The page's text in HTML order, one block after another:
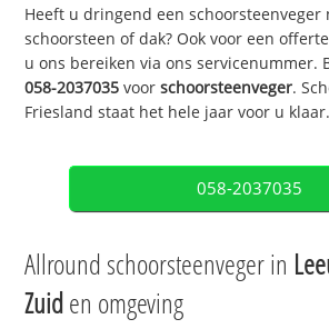
Heeft u dringend een schoorsteenveger
schoorsteen of dak? Ook voor een
u ons bereiken via ons servicenummer.
058-2037035 voorschoorsteenveger.
Friesland staat het hele jaar voor u klaar.
058-2037035
Allround schoorsteenveger in
Zuiden omgeving